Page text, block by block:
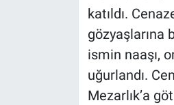
katıldı.
gözyaşlarına
ismin naaşı,
uğurlandı.
Mezarlık’a